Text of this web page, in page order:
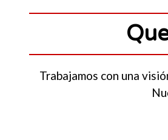
Trabajamos con una